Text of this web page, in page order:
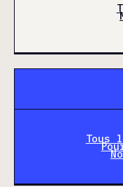
Tous